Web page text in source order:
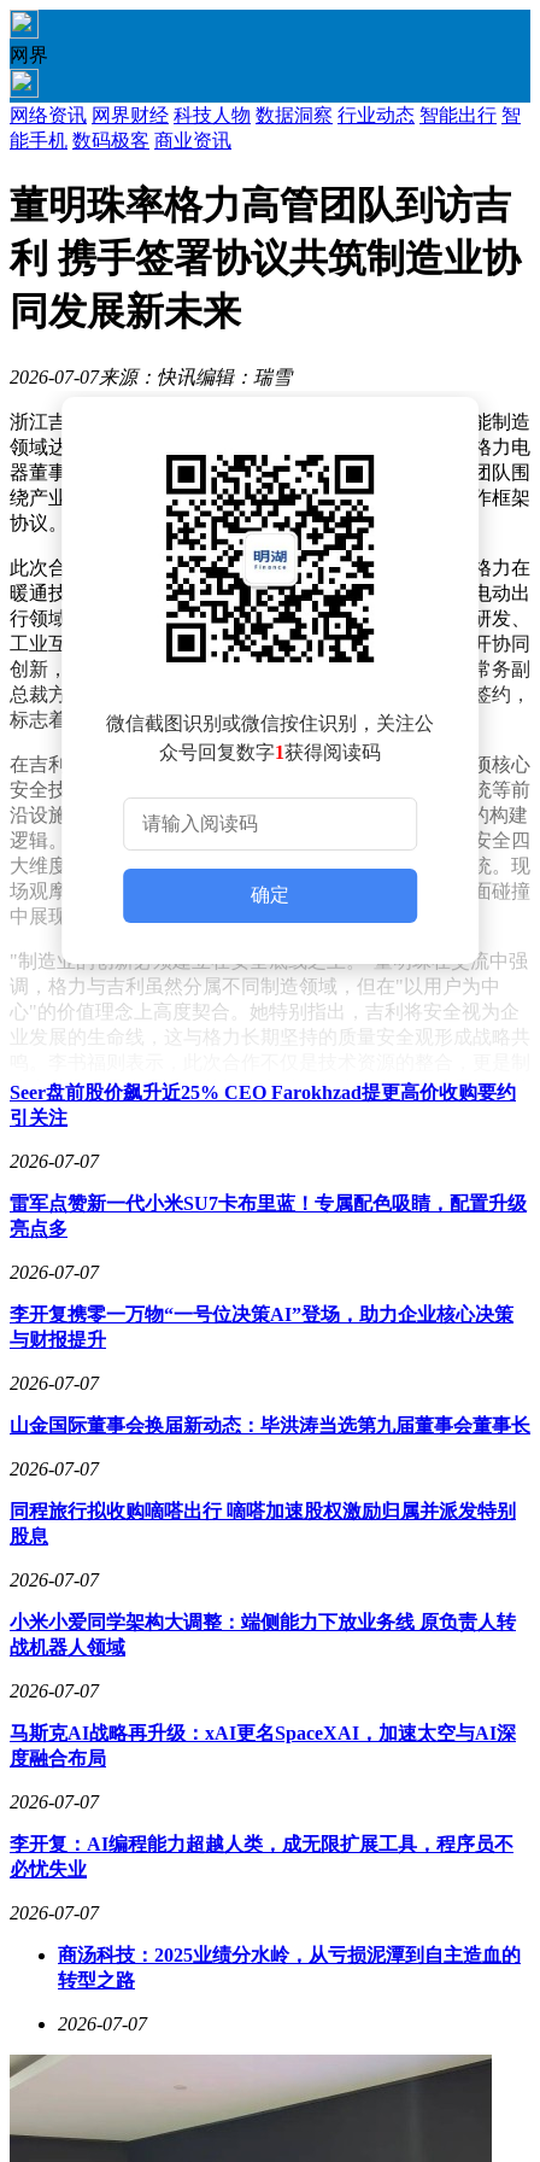
网界
网络资讯 网界财经 科技人物 数据洞察 行业动态 智能出行 智
能手机 数码极客 商业资讯
董明珠率格力高管团队到访吉
利 携手签署协议共筑制造业协
同发展新未来
2026-07-07来源：快讯编辑：瑞雪
浙江吉利控股集团有限公司与格力电器在汽车安全与智能制造
领域达成重要战略合作。吉利控股集团董事长李书福与格力电
器董事长董明珠共同见证了这一里程碑时刻，双方高管团队围
绕产业协同创新展开深度对话，并签署覆盖多领域的合作框架
协议。
此次合作以汽车产业电动化、智能化转型为契机，整合格力在
暖通技术与智能制造领域的领先优势，以及吉利在智能电动出
行领域的行业经验。根据协议，双方将在车载智能硬件研发、
工业互联网平台建设、智慧物流体系构建等八大领域展开协同
创新，共同探索制造业数字化转型的新路径。格力电器常务副
总裁方祥建与吉利控股集团轮值总裁戴庆代表双方完成签约，
标志着两家制造巨头正式开启跨领域生态共建。
在吉利全球全域安全中心，董明珠率团队实地考察了多项核心
安全技术。通过参观假人碰撞实验室、辅助驾驶模拟系统等前
沿设施，格力团队深入了解了吉利"全域安全技术体系"的构建
逻辑。该体系以生命安全、健康安全、财产安全、隐私安全四
大维度为基础，形成覆盖整车研发全流程的九大安全系统。现
场观摩的整车碰撞测试中，吉利车型在时速64公里的正面碰撞
中展现出优异的安全性能，给参观团队留下深刻印象。
"制造业的创新必须建立在安全底线之上。"董明珠在交流中强
调，格力与吉利虽然分属不同制造领域，但在"以用户为中
心"的价值理念上高度契合。她特别指出，吉利将安全视为企
业发展的生命线，这与格力长期坚持的质量安全观形成战略共
造企业高质量发展理念的深度交融，将为行业树立跨界协同的
新标杆。
双方的产业协同早已埋下伏笔。今年4月，李书福曾率团队访
次签约仪式上，董明珠向吉利"书福奖""光辉奖"获得者赠送格
力自主研发的家用脱谷机，格力CMO朱磊现场演示了该产品
制技术的家电新品，展现了格力从工业制造向健康生活领域延
伸的技术实力。
据知情人士透露，双方已成立联合工作组，首批合作项目包括
车载空调系统智能化升级、智能制造工厂数字化改造等。随着
能出行与智慧家电领域催生新的产业生态。
微信截图识别或微信按住识别，关注公
众号回复数字1获得阅读码
确定
Seer盘前股价飙升近25% CEO Farokhzad提更高价收购要约
引关注
2026-07-07
雷军点赞新一代小米SU7卡布里蓝！专属配色吸睛，配置升级
亮点多
2026-07-07
李开复携零一万物“一号位决策AI”登场，助力企业核心决策
与财报提升
2026-07-07
山金国际董事会换届新动态：毕洪涛当选第九届董事会董事长
2026-07-07
同程旅行拟收购嘀嗒出行 嘀嗒加速股权激励归属并派发特别
股息
2026-07-07
小米小爱同学架构大调整：端侧能力下放业务线 原负责人转
战机器人领域
2026-07-07
马斯克AI战略再升级：xAI更名SpaceXAI，加速太空与AI深
度融合布局
2026-07-07
李开复：AI编程能力超越人类，成无限扩展工具，程序员不
必忧失业
2026-07-07
商汤科技：2025业绩分水岭，从亏损泥潭到自主造血的
转型之路
2026-07-07